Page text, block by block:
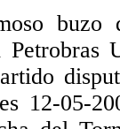
buzo
12-05-